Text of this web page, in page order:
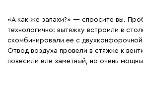
«А как же запахи?» — спросите вы.
технологично: вытяжку встроили в
скомбинировали ее с
Отвод воздуха провели в стяжке к
повесили еле заметный, но очень